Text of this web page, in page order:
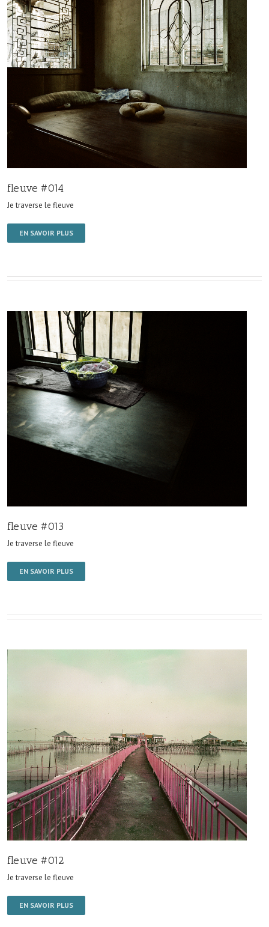
fleuve #014
Je traverse le fleuve
EN SAVOIR PLUS
fleuve #013
Je traverse le fleuve
EN SAVOIR PLUS
fleuve #012
Je traverse le fleuve
EN SAVOIR PLUS